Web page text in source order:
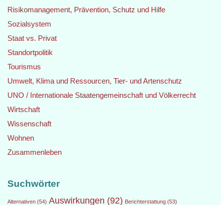
Risikomanagement, Prävention, Schutz und Hilfe
Sozialsystem
Staat vs. Privat
Standortpolitik
Tourismus
Umwelt, Klima und Ressourcen, Tier- und Artenschutz
UNO / Internationale Staatengemeinschaft und Völkerrecht
Wirtschaft
Wissenschaft
Wohnen
Zusammenleben
Suchwörter
Alternativen (54) Auswirkungen (92) Berichterstattung (53)